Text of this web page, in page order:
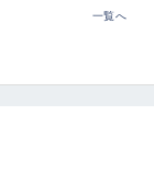
一覧へ